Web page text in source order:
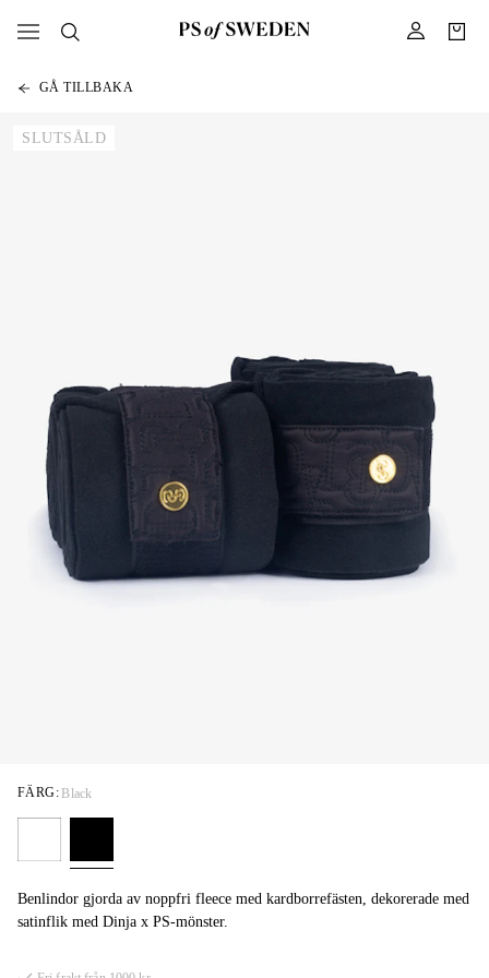
GÅ TILLBAKA
SLUTSÅLD
Benlindor gjorda av noppfri fleece med kardborrefästen, dekorerade med
satinflik med Dinja x PS-mönster.
FÄRG: Black